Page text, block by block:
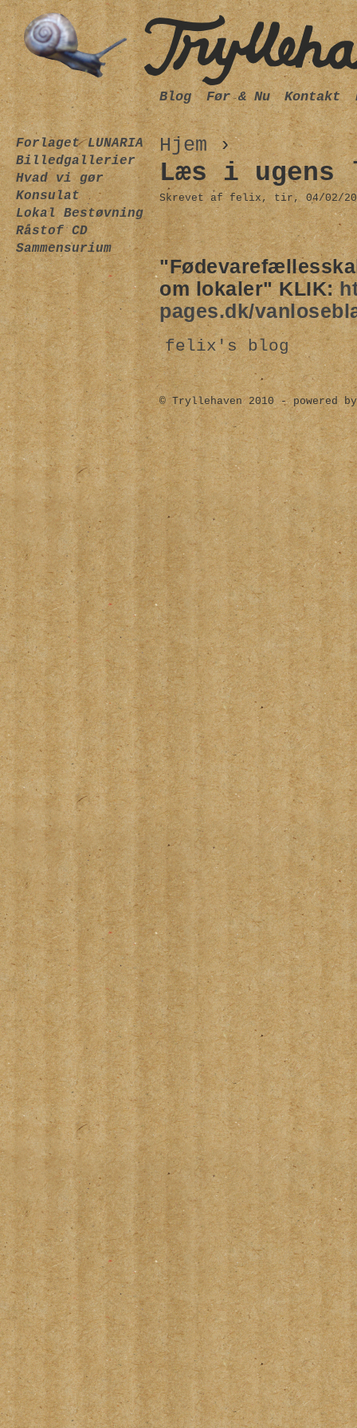
Hjem›
Læs i
Skrevet af felix, tir, 04/02/
om lokaler" KLIK:
pages.dk/
felix's blog
Blog Før & Nu Kontakt
Forlaget LUNARIA
Billedgallerier
Hvad vi gør
Konsulat
Lokal Bestøvning
Råstof CD
Sammensurium
© Tryllehaven 2010 - powered